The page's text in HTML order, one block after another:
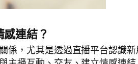
連結？
，尤其是透過直播平台認識